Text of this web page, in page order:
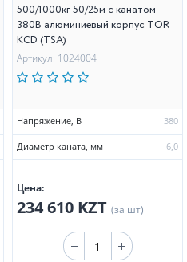
500/1000кг 50/25м с канатом
380В алюминиевый корпус TOR
KCD (TSA)
Артикул: 1024004
Напряжение, В 380
Диаметр каната, мм 6,0
Цена:
234 610 KZT (за шт)